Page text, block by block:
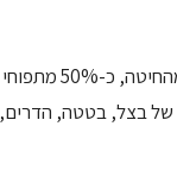
העוטף והנגב המערבי מהווים כשליש מכלל שטחי החקלאות בישראל- מגדלים כמחצית מהחיטה, כ-50% מתפוחי
גדולות מאוד של בצל, בטטה, הדרים,